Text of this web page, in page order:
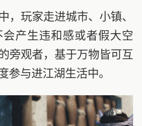
玩家走进城市、小镇、
产生违和感或者假大空
旁观者，基于万物皆可互
参与进江湖生活中。